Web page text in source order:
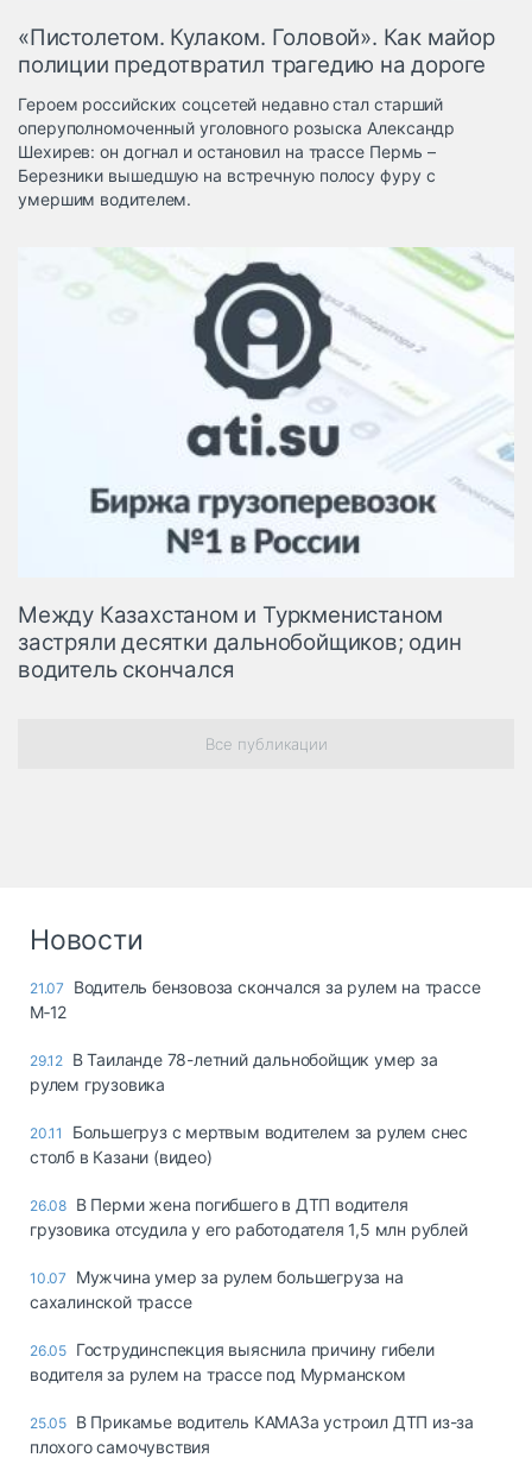
Таможня и ВЭД
грузовые
терминалы
Коммерческий
транспорт
Автосервис,
запчасти, шины
Топливо, масла и
автохимия
«Пистолетом. Кулаком. Головой». Как майор
полиции предотвратил трагедию на дороге
Героем российских соцсетей недавно стал старший
оперуполномоченный уголовного розыска Александр
Шехирев: он догнал и остановил на трассе Пермь –
Березники вышедшую на встречную полосу фуру с
умершим водителем.
Между Казахстаном и Туркменистаном
застряли десятки дальнобойщиков; один
водитель скончался
Все публикации
Новости
21.07
Водитель бензовоза скончался за рулем на трассе
М‑12
29.12 В Таиланде 78-летний дальнобойщик умер за
рулем грузовика
20.11
Большегруз с мертвым водителем за рулем снес
столб в Казани (видео)
26.08 В Перми жена погибшего в ДТП водителя
грузовика отсудила у его работодателя 1,5 млн рублей
10.07
Мужчина умер за рулем большегруза на
сахалинской трассе
26.05 Гострудинспекция выяснила причину гибели
водителя за рулем на трассе под Мурманском
25.05 В Прикамье водитель КАМАЗа устроил ДТП из-за
плохого самочувствия